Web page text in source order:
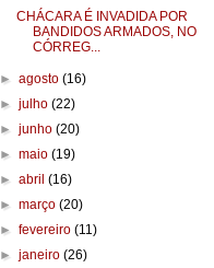
CHÁCARA É INVADIDA POR
BANDIDOS ARMADOS, NO
CÓRREG...
►agosto(16)
►julho(22)
►junho(20)
►maio(19)
►abril(16)
►março(20)
►fevereiro(11)
►janeiro(26)